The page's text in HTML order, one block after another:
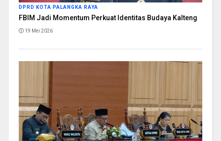
DPRD KOTA PALANGKA RAYA
FBIM Jadi Momentum Perkuat Identitas Budaya Kalteng
19 Mei 2026